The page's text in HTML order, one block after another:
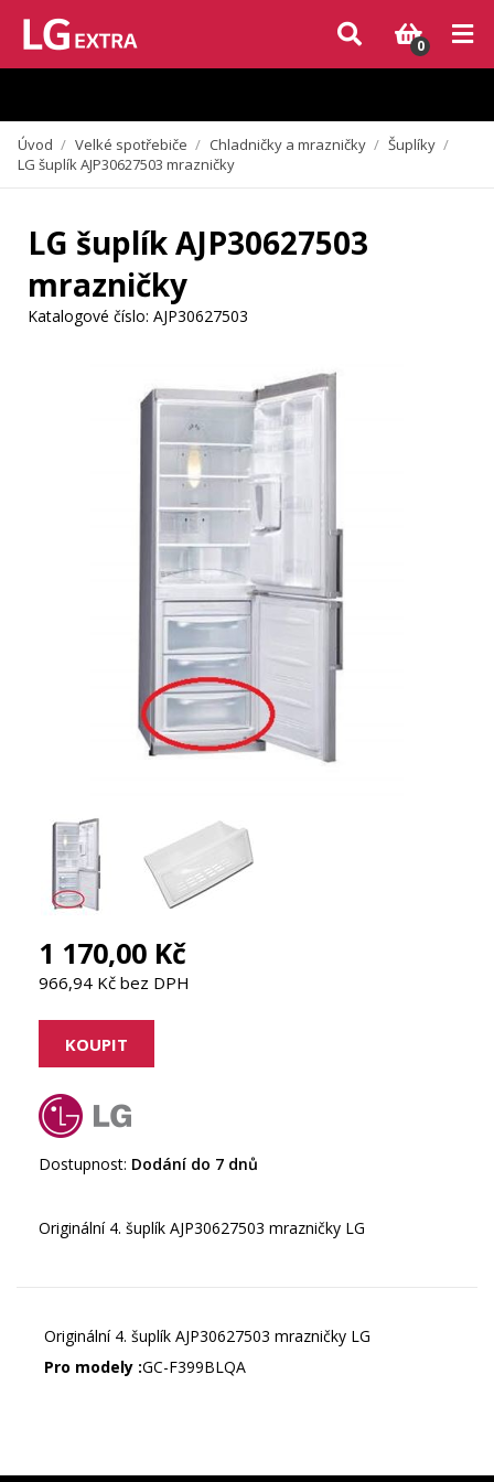
Vzhledem k aktuální situaci se může dodání dílů, které nejsou skladem,
zpozdit. Děkujeme za pochopení.
0
Úvod / Velké spotřebiče / Chladničky a mrazničky / Šuplíky /
LG šuplík AJP30627503 mrazničky
LG šuplík AJP30627503
mrazničky
Katalogové číslo: AJP30627503
1 170,00 Kč
966,94 Kč bez DPH
Dostupnost: Dodání do 7 dnů
Originální 4. šuplík AJP30627503 mrazničky LG
Originální 4. šuplík AJP30627503 mrazničky LG
Pro modely :GC-F399BLQA